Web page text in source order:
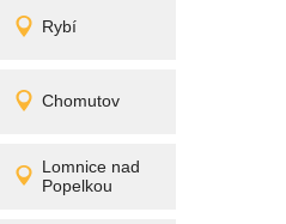
Rybí
Detail
promítání
Chomutov
Detail
promítání
Lomnice nad
Popelkou
Detail
promítání